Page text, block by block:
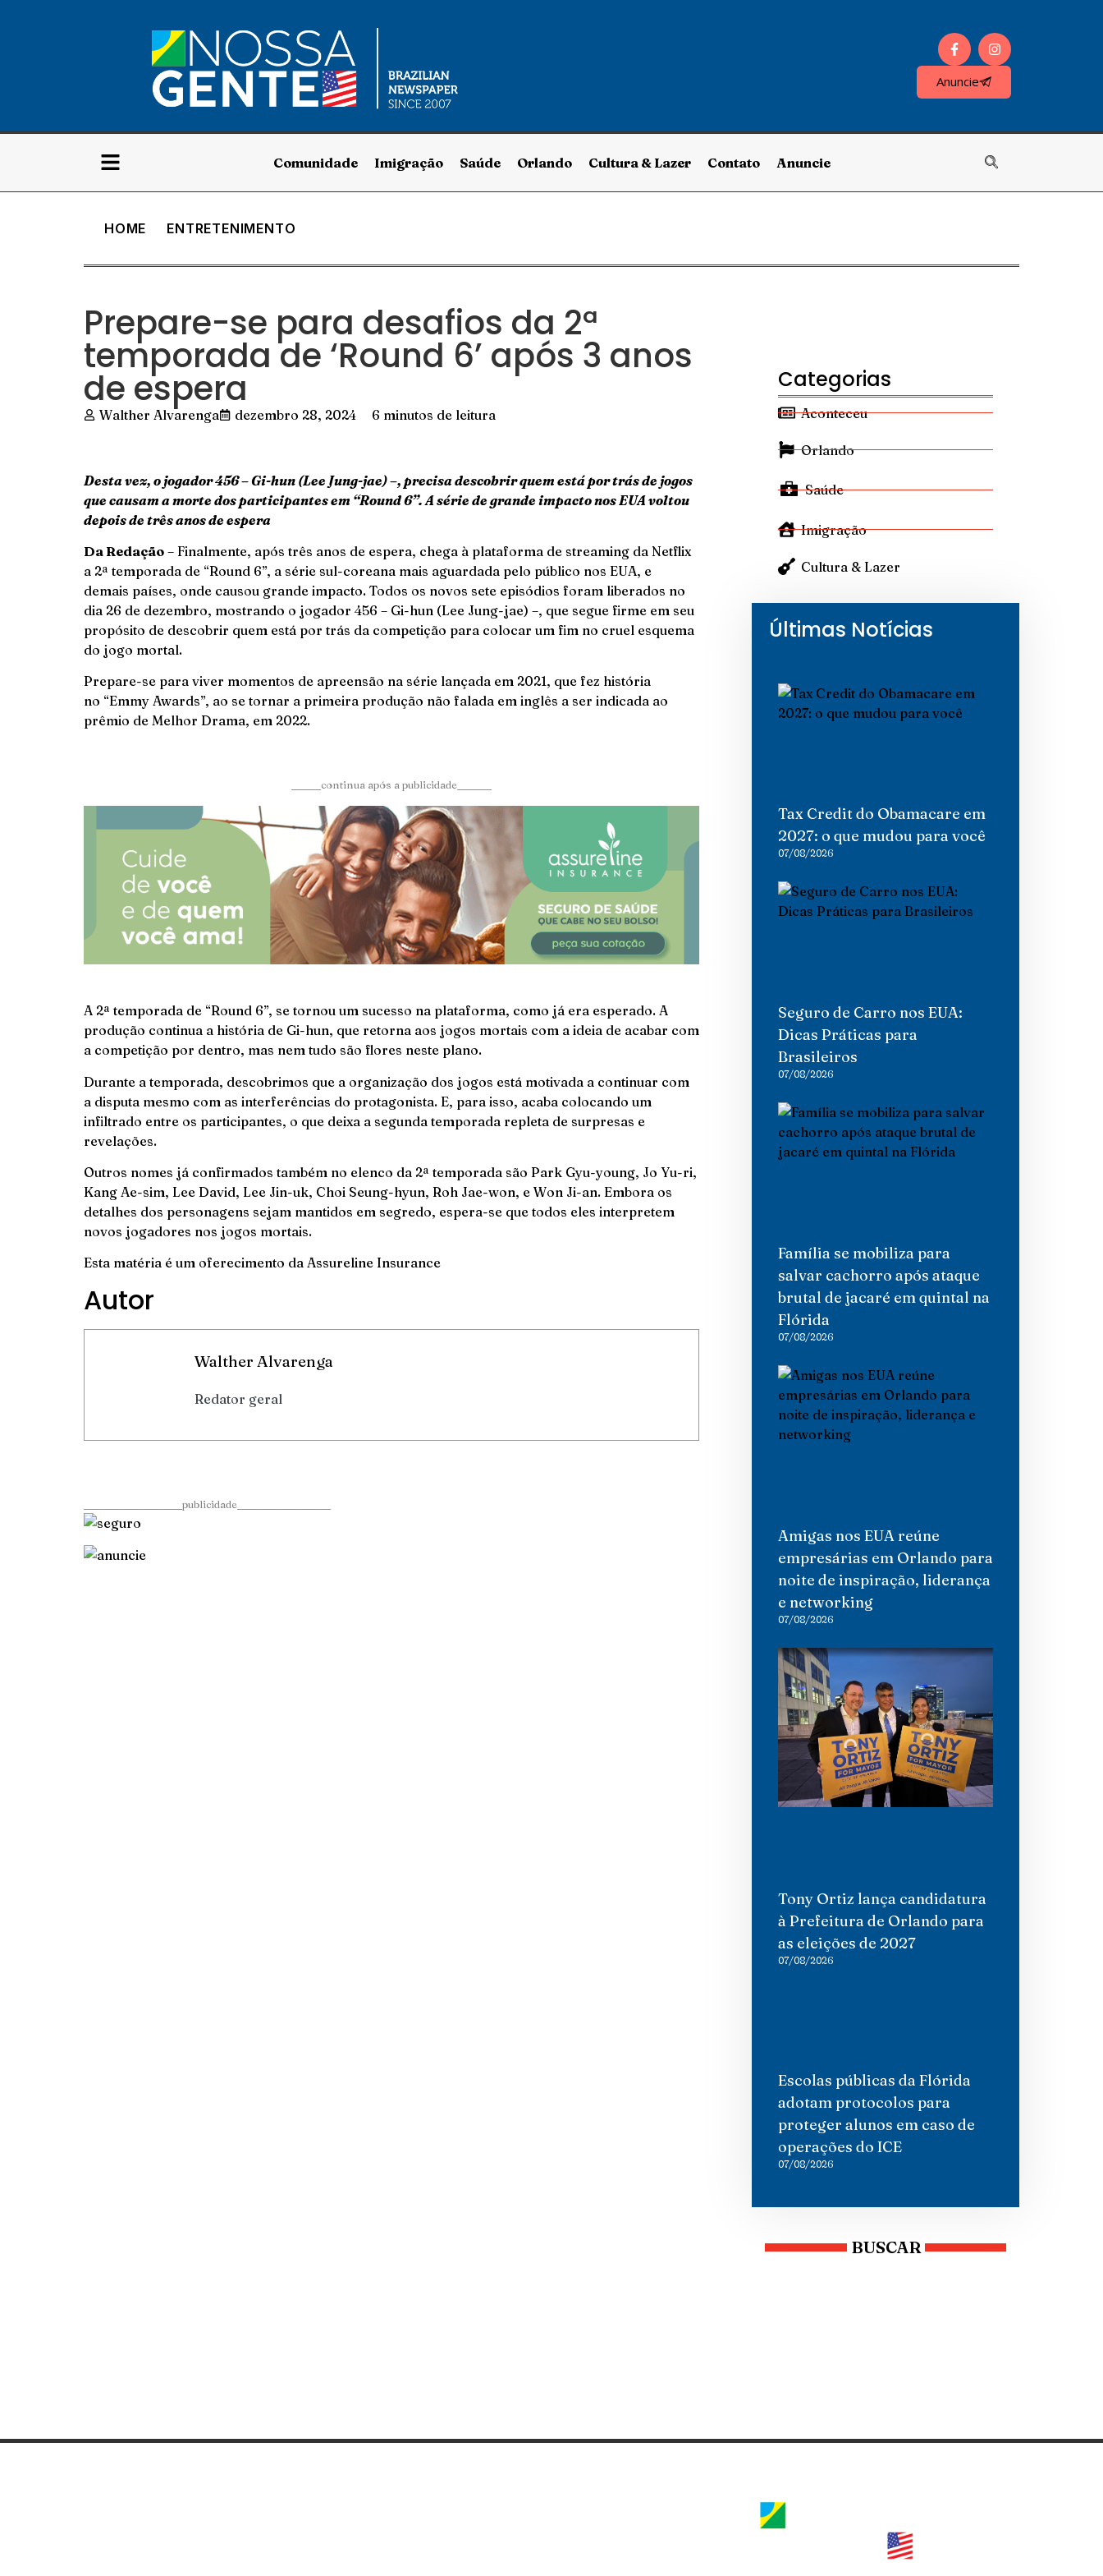
Anuncie
Comunidade Imigração Saúde Orlando Cultura & Lazer Contato Anuncie
HOME ENTRETENIMENTO
Prepare-se para desafios da 2ª
temporada de ‘Round 6’ após 3 anos
de espera
Walther Alvarenga dezembro 28, 2024 6 minutos de leitura
Desta vez, o jogador 456 – Gi-hun (Lee Jung-jae) –, precisa descobrir quem está por trás de jogos
que causam a morte dos participantes em “Round 6”. A série de grande impacto nos EUA voltou
depois de três anos de espera
Da Redação – Finalmente, após três anos de espera, chega à plataforma de streaming da Netflix
a 2ª temporada de “Round 6”, a série sul-coreana mais aguardada pelo público nos EUA, e
demais países, onde causou grande impacto. Todos os novos sete episódios foram liberados no
dia 26 de dezembro, mostrando o jogador 456 – Gi-hun (Lee Jung-jae) –, que segue firme em seu
propósito de descobrir quem está por trás da competição para colocar um fim no cruel esquema
do jogo mortal.
Prepare-se para viver momentos de apreensão na série lançada em 2021, que fez história
no “Emmy Awards”, ao se tornar a primeira produção não falada em inglês a ser indicada ao
prêmio de Melhor Drama, em 2022.
______continua após a publicidade_______
A 2ª temporada de “Round 6”, se tornou um sucesso na plataforma, como já era esperado. A
produção continua a história de Gi-hun, que retorna aos jogos mortais com a ideia de acabar com
a competição por dentro, mas nem tudo são flores neste plano.
Durante a temporada, descobrimos que a organização dos jogos está motivada a continuar com
a disputa mesmo com as interferências do protagonista. E, para isso, acaba colocando um
infiltrado entre os participantes, o que deixa a segunda temporada repleta de surpresas e
revelações.
Outros nomes já confirmados também no elenco da 2ª temporada são Park Gyu-young, Jo Yu-ri,
Kang Ae-sim, Lee David, Lee Jin-uk, Choi Seung-hyun, Roh Jae-won, e Won Ji-an. Embora os
detalhes dos personagens sejam mantidos em segredo, espera-se que todos eles interpretem
novos jogadores nos jogos mortais.
Esta matéria é um oferecimento da Assureline Insurance
Autor
Walther Alvarenga
Redator geral
____________________publicidade___________________
Categorias
Aconteceu
Orlando
Saúde
Imigração
Cultura & Lazer
Últimas Notícias
Tax Credit do Obamacare em
2027: o que mudou para você
07/08/2026
Seguro de Carro nos EUA:
Dicas Práticas para
Brasileiros
07/08/2026
Família se mobiliza para
salvar cachorro após ataque
brutal de jacaré em quintal na
Flórida
07/08/2026
Amigas nos EUA reúne
empresárias em Orlando para
noite de inspiração, liderança
e networking
07/08/2026
Tony Ortiz lança candidatura
à Prefeitura de Orlando para
as eleições de 2027
07/08/2026
Escolas públicas da Flórida
adotam protocolos para
proteger alunos em caso de
operações do ICE
07/08/2026
BUSCAR